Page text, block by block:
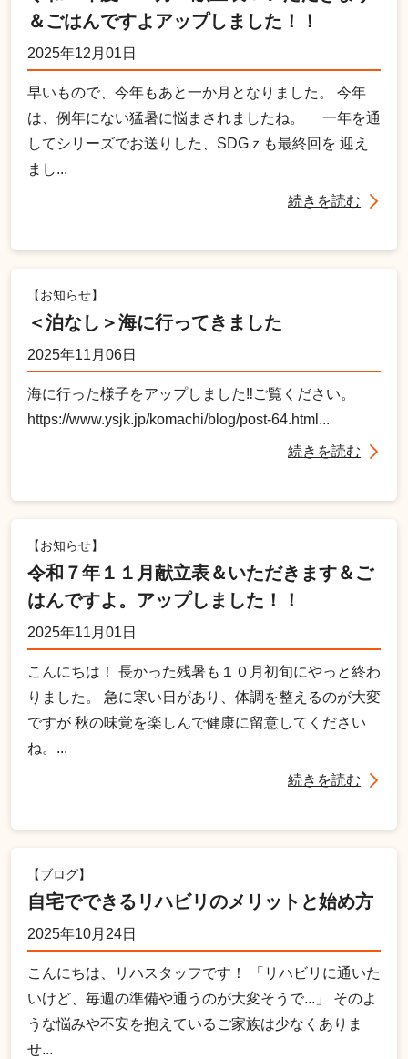
＆ごはんですよアップしました！！
2025年12月01日
早いもので、今年もあと一か月となりました。 今年
は、例年にない猛暑に悩まされましたね。 一年を通
してシリーズでお送りした、SDGｚも最終回を 迎え
まし...
続きを読む
【お知らせ】
＜泊なし＞海に行ってきました
2025年11月06日
海に行った様子をアップしました‼ご覧ください。
https://www.ysjk.jp/komachi/blog/post-64.html...
続きを読む
【お知らせ】
令和７年１１月献立表＆いただきます＆ご
はんですよ。アップしました！！
2025年11月01日
こんにちは！ 長かった残暑も１０月初旬にやっと終わ
りました。 急に寒い日があり、体調を整えるのが大変
ですが 秋の味覚を楽しんで健康に留意してください
ね。...
続きを読む
【ブログ】
自宅でできるリハビリのメリットと始め方
2025年10月24日
こんにちは、リハスタッフです！ 「リハビリに通いた
いけど、毎週の準備や通うのが大変そうで...」 そのよ
うな悩みや不安を抱えているご家族は少なくありま
せ...